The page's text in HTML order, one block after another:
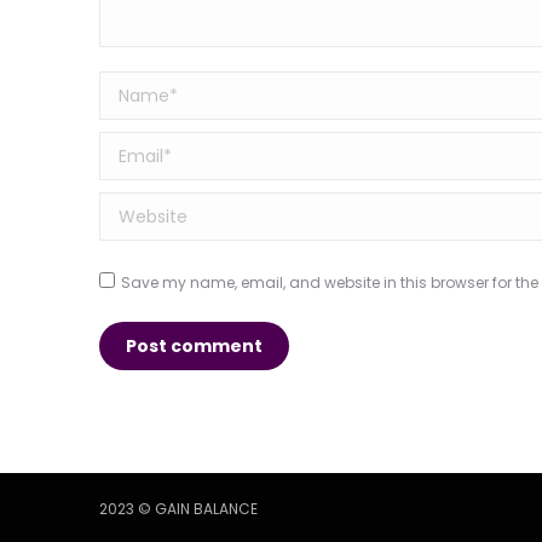
Name *
Email *
Website
Save my name, email, and website in this browser for
Post comment
2023 © GAIN BALANCE